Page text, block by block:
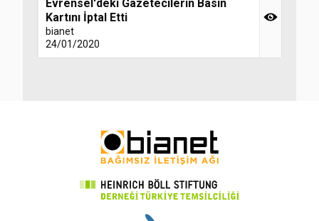
Evrensel'deki Gazetecilerin Basın
Kartını İptal Etti
bianet
24/01/2020